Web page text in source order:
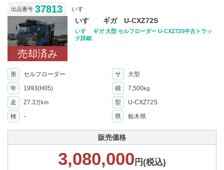
出品番号 37813 いすゞ
売却済み
いすゞ ギガ U-CXZ72S
いすゞ ギガ 大型 セルフローダー U-CXZ72S中古トラッ
ク詳細
形 セルフローダー サ
大型
年
1993(H05) 積 7,500kg
走 27.3万km 型
U-CXZ72S
検
- 県 栃木県
販売価格
3,080,000 円(税込)